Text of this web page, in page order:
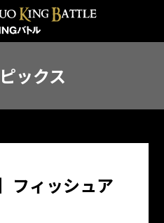
ックス
フィッシュア